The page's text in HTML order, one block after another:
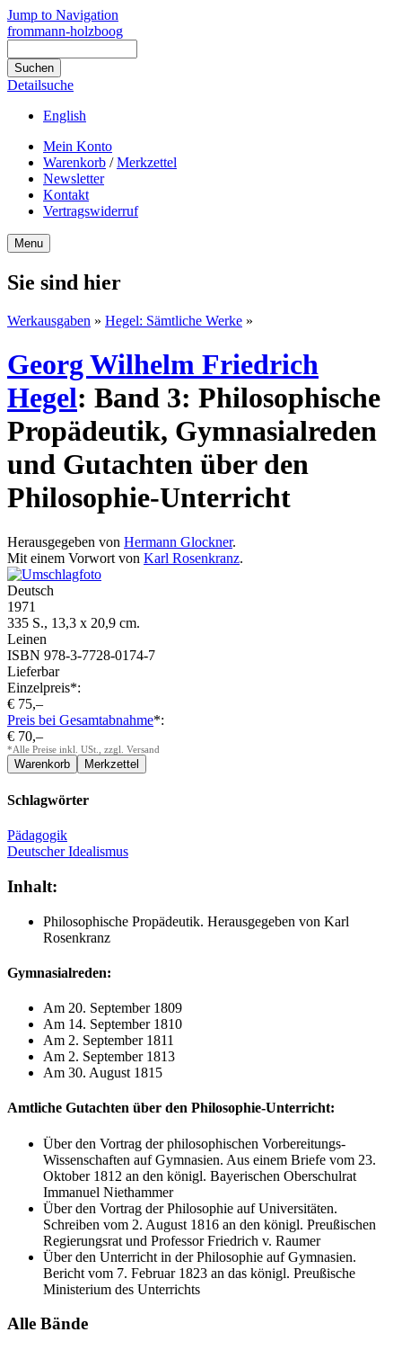
Jump to Navigation
frommann-holzboog
Detailsuche
English
Mein Konto
Warenkorb /Merkzettel
Newsletter
Kontakt
Vertragswiderruf
Menu
Sie sind hier
Werkausgaben » Hegel: Sämtliche Werke »
Georg Wilhelm Friedrich
Hegel: Band 3: Philosophische
Propädeutik, Gymnasialreden
und Gutachten über den
Philosophie-Unterricht
Herausgegeben von Hermann Glockner.
Mit einem Vorwort von Karl Rosenkranz.
Deutsch
1971
335 S., 13,3 x 20,9 cm.
Leinen
ISBN 978-3-7728-0174-7
Lieferbar
Einzelpreis*:
€ 75,–
Preis bei Gesamtabnahme*:
€ 70,–
*Alle Preise inkl. USt., zzgl. Versand
Schlagwörter
Pädagogik
Deutscher Idealismus
Inhalt:
Philosophische Propädeutik. Herausgegeben von Karl
Rosenkranz
Gymnasialreden:
Am 20. September 1809
Am 14. September 1810
Am 2. September 1811
Am 2. September 1813
Am 30. August 1815
Amtliche Gutachten über den Philosophie-Unterricht:
Über den Vortrag der philosophischen Vorbereitungs-
Wissenschaften auf Gymnasien. Aus einem Briefe vom 23.
Oktober 1812 an den königl. Bayerischen Oberschulrat
Immanuel Niethammer
Über den Vortrag der Philosophie auf Universitäten.
Schreiben vom 2. August 1816 an den königl. Preußischen
Regierungsrat und Professor Friedrich v. Raumer
Über den Unterricht in der Philosophie auf Gymnasien.
Bericht vom 7. Februar 1823 an das königl. Preußische
Ministerium des Unterrichts
Alle Bände